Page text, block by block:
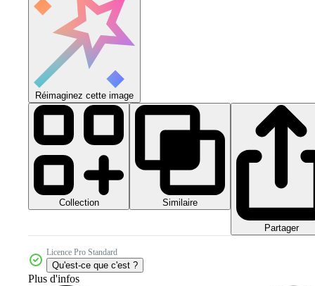
Réimaginez cette image
Collection Similaire
Partager
Licence Pro Standard
Qu'est-ce que c'est ?
Plus d'infos